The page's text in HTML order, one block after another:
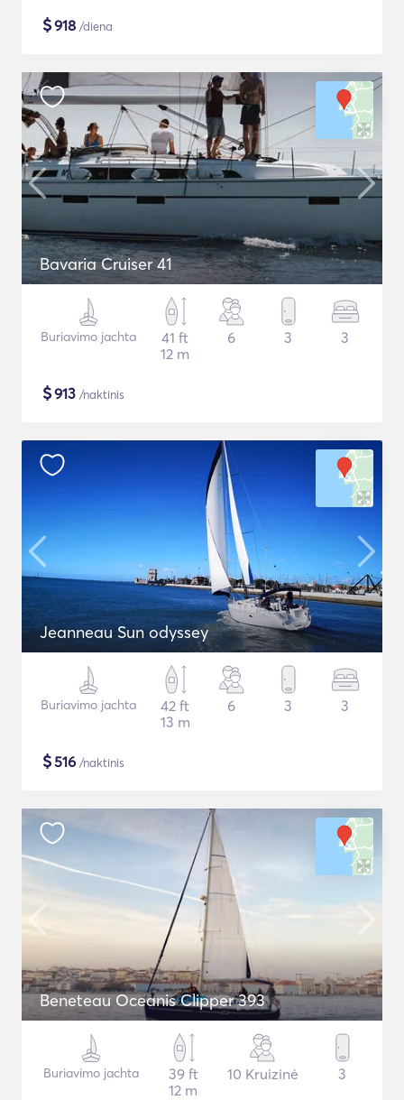
$918 /diena
Bavaria Cruiser 41
Buriavimo jachta
41 ft
12 m
6 3 3
$913 /naktinis
Jeanneau Sun odyssey
Buriavimo jachta
42 ft
13 m
6 3 3
$516 /naktinis
Beneteau Oceanis Clipper 393
Buriavimo jachta
39 ft
12 m
10 Kruizinė 3